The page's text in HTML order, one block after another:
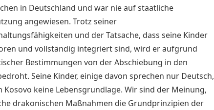
in Deutschland und war nie auf staatliche
angewiesen. Trotz seiner
und der Tatsache, dass seine Kinder
und vollständig integriert sind, wird er aufgrund
Bestimmungen von der Abschiebung in den
Seine Kinder, einige davon sprechen nur Deutsch,
Kosovo keine Lebensgrundlage. Wir sind der Meinung,
drakonischen Maßnahmen die Grundprinzipien der